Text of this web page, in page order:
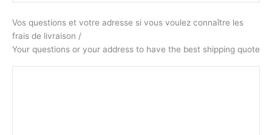
Vos questions et votre adresse si vous voulez connaître les
frais de livraison /
Your questions or your address to have the best shipping quote